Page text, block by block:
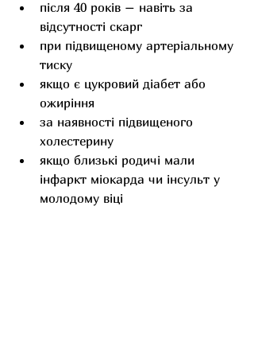
після 40 років – навіть за
відсутності скарг
при підвищеному артеріальному
тиску
якщо є цукровий діабет або
ожиріння
за наявності підвищеного
холестерину
якщо близькі родичі мали
інфаркт міокарда чи інсульт у
молодому віці